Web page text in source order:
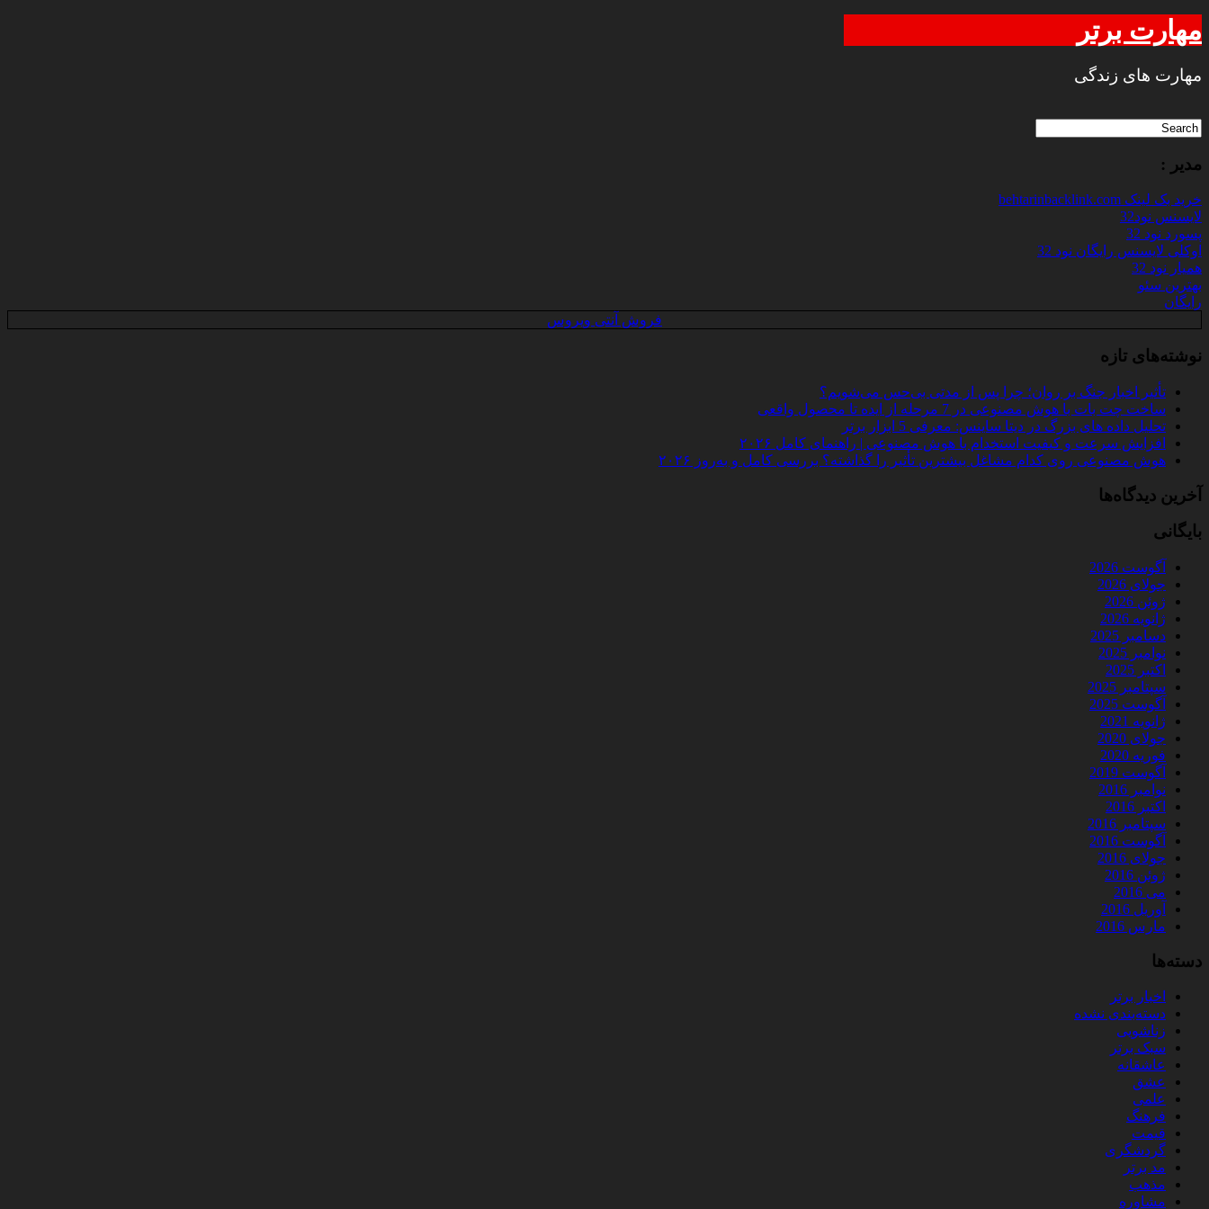
مهارت برتر
مهارت های زندگی
مدیر :
خرید بک لینک behtarinbacklink.com
لایسنس نود32
پسورد نود 32
اوکلی لایسنس رایگان نود 32
همیار نود 32
بهترین سئو
رایگان
فروش آنتی ویروس
نوشته‌های تازه
تأثیر اخبار جنگ بر روان؛ چرا پس از مدتی بی‌حس می‌شویم؟
ساخت چت‌ بات با هوش مصنوعی در 7 مرحله از ایده تا محصول واقعی
تحلیل داده‌ های بزرگ در دیتا ساینس: معرفی 5 ابزار برتر
افزایش سرعت و کیفیت استخدام با هوش مصنوعی | راهنمای کامل ۲۰۲۶
هوش مصنوعی روی کدام مشاغل بیشترین تأثیر را گذاشته؟ بررسی کامل و به‌روز ۲۰۲۶
آخرین دیدگاه‌ها
بایگانی
آگوست 2026
جولای 2026
ژوئن 2026
ژانویه 2026
دسامبر 2025
نوامبر 2025
اکتبر 2025
سپتامبر 2025
آگوست 2025
ژانویه 2021
جولای 2020
فوریه 2020
آگوست 2019
نوامبر 2016
اکتبر 2016
سپتامبر 2016
آگوست 2016
جولای 2016
ژوئن 2016
می 2016
آوریل 2016
مارس 2016
دسته‌ها
اخبار برتر
دسته‌بندی نشده
زناشویی
سبک برتر
عاشقانه
عشق
علمی
فرهنگ
قیمت
گردشگری
مد برتر
مذهب
مشاوره